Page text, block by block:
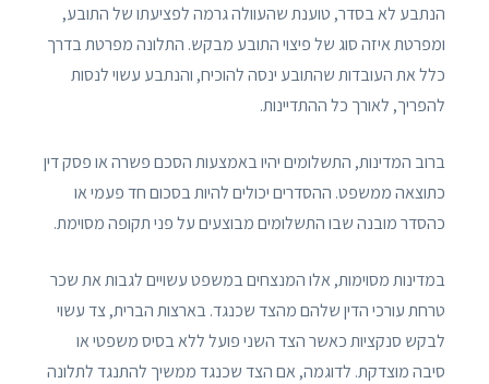
הנתבע לא בסדר, טוענת שהעוולה גרמה לפציעתו של התובע,
ומפרטת איזה סוג של פיצוי התובע מבקש. התלונה מפרטת בדרך
כלל את העובדות שהתובע ינסה להוכיח, והנתבע עשוי לנסות
להפריך, לאורך כל ההתדיינות.
ברוב המדינות, התשלומים יהיו באמצעות הסכם פשרה או פסק דין
כתוצאה ממשפט. ההסדרים יכולים להיות בסכום חד פעמי או
כהסדר מובנה שבו התשלומים מבוצעים על פני תקופה מסוימת.
במדינות מסוימות, אלו המנצחים במשפט עשויים לגבות את שכר
טרחת עורכי הדין שלהם מהצד שכנגד. בארצות הברית, צד עשוי
לבקש סנקציות כאשר הצד השני פועל ללא בסיס משפטי או
סיבה מוצדקת. לדוגמה, אם הצד שכנגד ממשיך להתנגד לתלונה